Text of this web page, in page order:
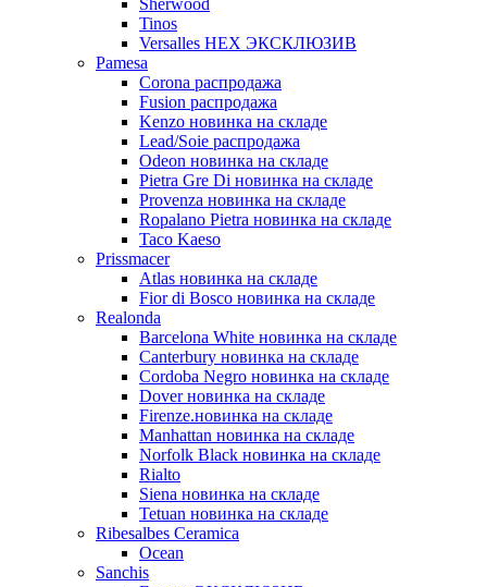
Sherwood
Tinos
Versalles HEX ЭКСКЛЮЗИВ
Pamesa
Corona распродажа
Fusion распродажа
Kenzo новинка на складе
Lead/Soie распродажа
Odeon новинка на складе
Pietra Gre Di новинка на складе
Provenza новинка на складе
Ropalano Pietra новинка на складе
Taco Kaeso
Prissmacer
Atlas новинка на складе
Fior di Bosco новинка на складе
Realonda
Barсelona White новинка на складе
Canterbury новинка на складе
Cordoba Negro новинка на складе
Dover новинка на складе
Firenze.новинка на складе
Manhattan новинка на складе
Norfolk Black новинка на складе
Rialto
Siena новинка на складе
Tetuan новинка на складе
Ribesalbes Ceramica
Ocean
Sanchis